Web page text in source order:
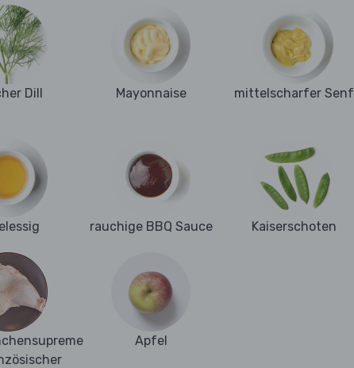
Dill Mayonnaise mittelscharfer Senf
rauchige BBQ Sauce Kaiserschoten
Apfel